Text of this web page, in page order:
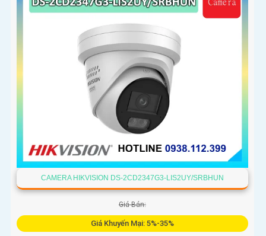
CAMERA HIKVISION DS-2CD2347G3-LIS2UY/SRBHUN
Giá Bán:
Giá Khuyến Mại: 5%-35%